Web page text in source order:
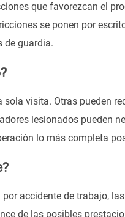
que favorezcan el
se ponen por
de guardia.
visita. Otras pueden
lesionados pueden
lo más completa
accidente de trabajo,
de las posibles